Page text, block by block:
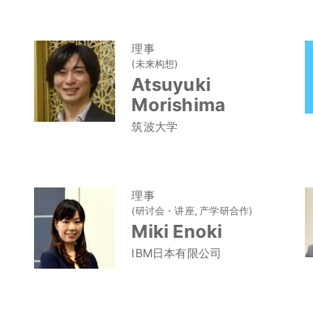
理事
(未来构想)
Atsuyuki
Morishima
筑波大学
理事
(研讨会・讲座, 产学研合作)
Miki Enoki
IBM日本有限公司